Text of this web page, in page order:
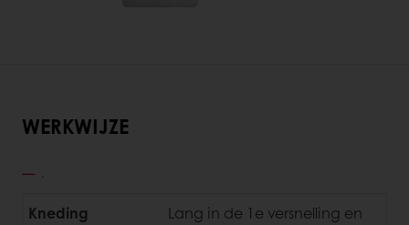
WERKWIJZE
.
Kneding
Lang in de 1e versnelling en